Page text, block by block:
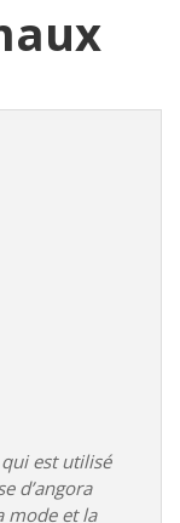
est utilisé
d’angora
mode et la